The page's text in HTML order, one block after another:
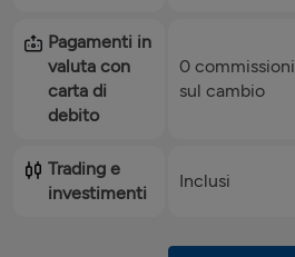
Pagamenti in
valuta con
carta di
debito
0 commissioni
sul cambio
Trading e
investimenti
Inclusi